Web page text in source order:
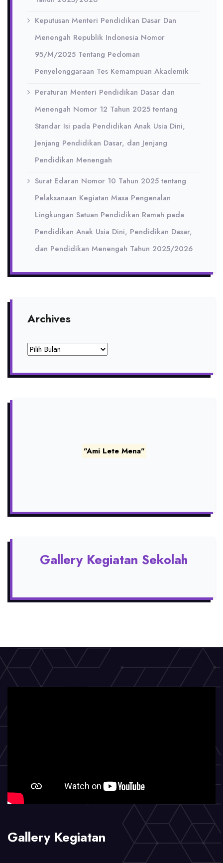
Keputusan Menteri Pendidikan Dasar Dan
Menengah Republik Indonesia Nomor
95/M/2025 Tentang Pedoman
Penyelenggaraan Tes Kemampuan Akademik
Peraturan Menteri Pendidikan Dasar dan
Menengah Nomor 12 Tahun 2025 tentang
Standar Isi pada Pendidikan Anak Usia Dini,
Jenjang Pendidikan Dasar, dan Jenjang
Pendidikan Menengah
Surat Edaran Nomor 10 Tahun 2025 tentang
Pelaksanaan Kegiatan Masa Pengenalan
Lingkungan Satuan Pendidikan Ramah pada
Pendidikan Anak Usia Dini, Pendidikan Dasar,
dan Pendidikan Menengah Tahun 2025/2026
Archives
Archives
"Ami Lete Mena"
Gallery Kegiatan Sekolah
Gallery Kegiatan